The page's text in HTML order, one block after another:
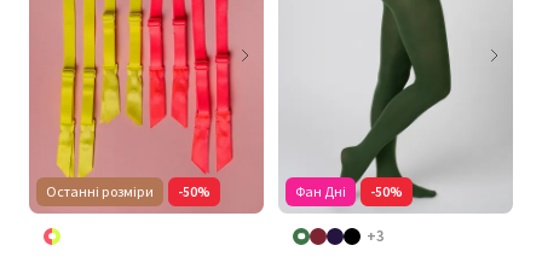
Останні розміри -50% Фан Дні -50%
+3